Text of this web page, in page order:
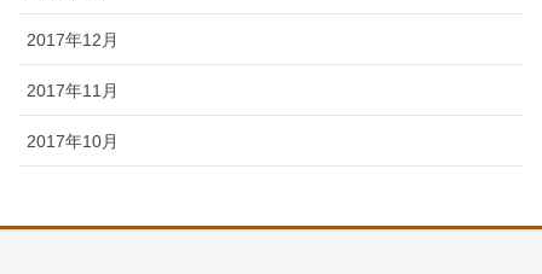
2017年12月
2017年11月
2017年10月